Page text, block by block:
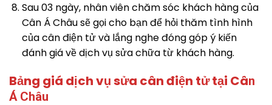
Sau 03 ngày, nhân viên chăm sóc khách hàng của
Cân Á Châu sẽ gọi cho bạn để hỏi thăm tình hình
của cân điện tử và lắng nghe đóng góp ý kiến
đánh giá về dịch vụ sửa chữa từ khách hàng.
Bảng giá dịch vụ sửa cân điện tử tại Cân
Á Châu